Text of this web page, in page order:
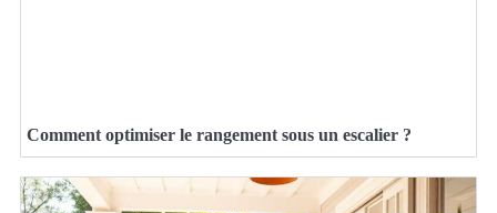
Comment optimiser le rangement sous un escalier ?